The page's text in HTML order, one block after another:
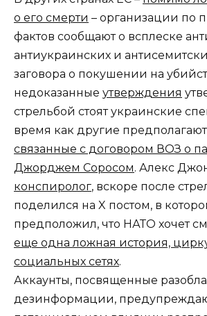
о его смерти – организации по
фактов сообщают о всплеске
антиукраинских и
заговора о покушении на
недоказанные утверждения
стрельбой стоят украинские
время как другие
связанные с договором ВОЗ о
Джорджем Соросом. Алекс
конспиролог, вскоре после
поделился на X постом, в
предположил, что НАТО хочет
еще одна ложная история,
социальных сетях.
Аккаунты, посвященные
дезинформации,